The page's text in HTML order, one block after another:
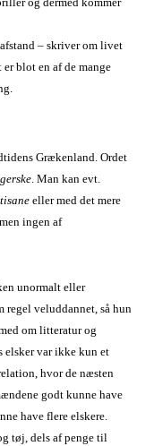
– skriver om livet
blot en af de mange
Grækenland. Ordet
. Man kan evt.
e eller med det mere
ingen af
unormalt eller
regel veluddannet, så hun
om litteratur og
elsker var ikke kun et
hvor de næsten
godt kunne have
have flere elskere.
tøj, dels af penge til